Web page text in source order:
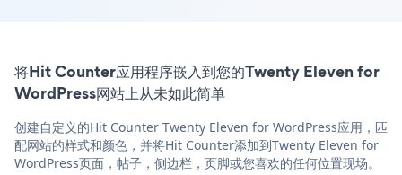
将Hit Counter应用程序嵌入到您的Twenty Eleven for
WordPress网站上从未如此简单
创建自定义的Hit Counter Twenty Eleven for WordPress应用，匹
配网站的样式和颜色，并将Hit Counter添加到Twenty Eleven for
WordPress页面，帖子，侧边栏，页脚或您喜欢的任何位置现场。